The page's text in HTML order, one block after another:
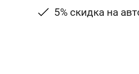
5% скидка на